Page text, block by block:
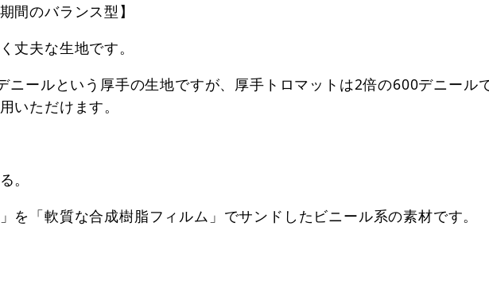
間のバランス型】
丈夫な生地です。
ニールという厚手の生地ですが、厚手トロマットは2倍の600デニール
いただけます。
。
を「軟質な合成樹脂フィルム」でサンドしたビニール系の素材です。